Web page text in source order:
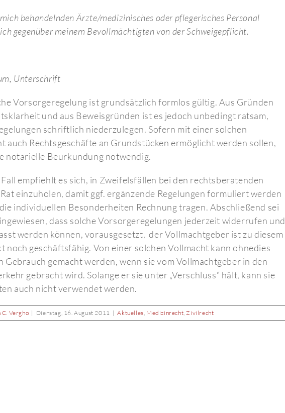
behandelnden Ärzte/medizinisches oder pflegerisches Personal
gegenüber meinem Bevollmächtigten von der Schweigepflicht.
Unterschrift
Vorsorgeregelung ist grundsätzlich formlos gültig. Aus Gründen
und aus Beweisgründen ist es jedoch unbedingt ratsam,
schriftlich niederzulegen. Sofern mit einer solchen
auch Rechtsgeschäfte an Grundstücken ermöglicht werden sollen,
notarielle Beurkundung notwendig.
Fall empfiehlt es sich, in Zweifelsfällen bei den rechtsberatenden
einzuholen, damit ggf. ergänzende Regelungen formuliert werden
individuellen Besonderheiten Rechnung tragen. Abschließend sei
dass solche Vorsorgeregelungen jederzeit widerrufen und
werden können, vorausgesetzt, der Vollmachtgeber ist zu diesem
noch geschäftsfähig. Von einer solchen Vollmacht kann ohnedies
Gebrauch gemacht werden, wenn sie vom Vollmachtgeber in den
gebracht wird. Solange er sie unter „Verschluss“ hält, kann sie
auch nicht verwendet werden.
Vergho | Dienstag, 16. August 2011 | Aktuelles, Medizinrecht,Zivilrecht